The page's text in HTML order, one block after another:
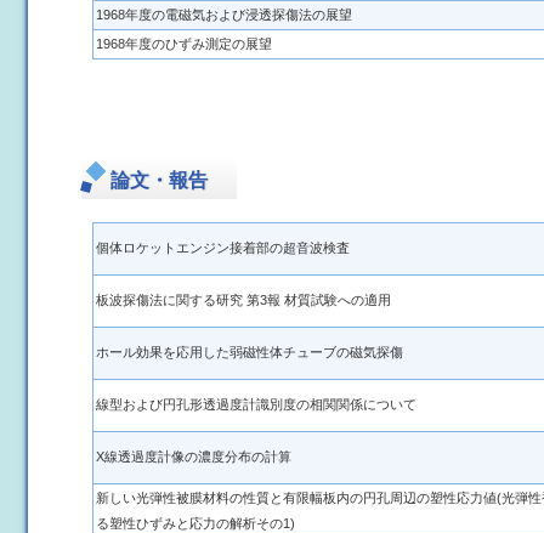
1968年度の電磁気および浸透探傷法の展望
1968年度のひずみ測定の展望
論文・報告
個体ロケットエンジン接着部の超音波検査
板波探傷法に関する研究 第3報 材質試験への適用
ホール効果を応用した弱磁性体チューブの磁気探傷
線型および円孔形透過度計識別度の相関関係について
X線透過度計像の濃度分布の計算
新しい光弾性被膜材料の性質と有限幅板内の円孔周辺の塑性応力値(光弾
る塑性ひずみと応力の解析その1)